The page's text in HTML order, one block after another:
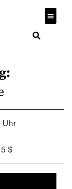
Uhr
$